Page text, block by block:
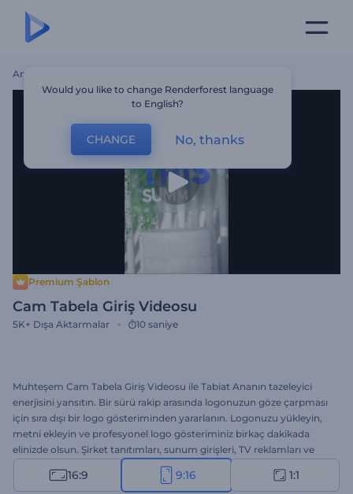
Ana Sayfa
Premium Şablon
Cam Tabela Giriş Videosu
5K+ Dışa Aktarmalar 10 saniye
Muhteşem Cam Tabela Giriş Videosu ile Tabiat Ananın tazeleyici
enerjisini yansıtın. Bir sürü rakip arasında logonuzun göze çarpması
için sıra dışı bir logo gösteriminden yararlanın. Logonuzu yükleyin,
metni ekleyin ve profesyonel logo gösteriminiz birkaç dakikada
elinizde olsun. Şirket tanıtımları, sunum girişleri, TV reklamları ve
daha fazlası için mükemmel bir seçenek. Bu şablonu hiçbir ücret
ödemeden hemen deneyin!
16:9 9:16 1:1
Would you like to change Renderforest language
to English?
CHANGE No, thanks